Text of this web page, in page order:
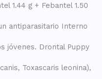
1.44 g + Febantel 1.50
antiparasitario Interno
jóvenes. Drontal Puppy
Toxascaris leonina),